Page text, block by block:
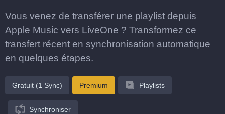
Vous venez de transférer une playlist depuis
Apple Music vers LiveOne ? Transformez ce
transfert récent en synchronisation automatique
en quelques étapes.
Gratuit (1 Sync) Premium Playlists
Synchroniser